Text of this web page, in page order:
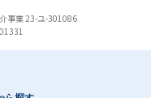
事業 23-ユ-301086